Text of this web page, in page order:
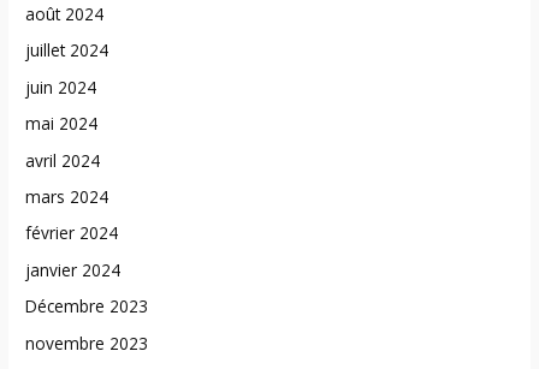
août 2024
juillet 2024
juin 2024
mai 2024
avril 2024
mars 2024
février 2024
janvier 2024
Décembre 2023
novembre 2023